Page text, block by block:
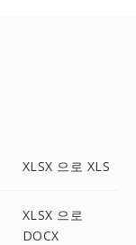
XLSX 으로 XLS
XLSX 으로
DOCX